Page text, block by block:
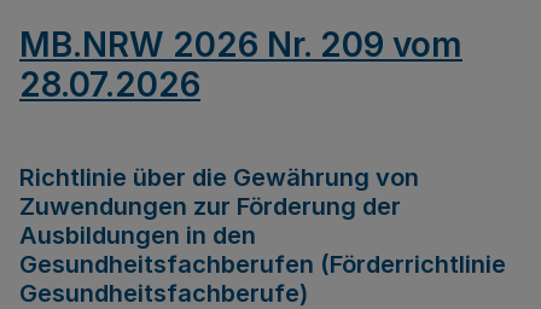
MB.NRW 2026 Nr. 209 vom
28.07.2026
Richtlinie über die Gewährung von
Zuwendungen zur Förderung der
Ausbildungen in den
Gesundheitsfachberufen (Förderrichtlinie
Gesundheitsfachberufe)